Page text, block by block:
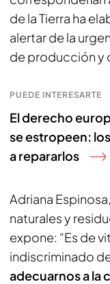
de la Tierra ha
alertar de la
de producción y
PUEDE INTERESARTE
El derecho
se estropeen:
a repararlos
Adriana
naturales y
expone: “Es de
indiscriminado
adecuarnos a la